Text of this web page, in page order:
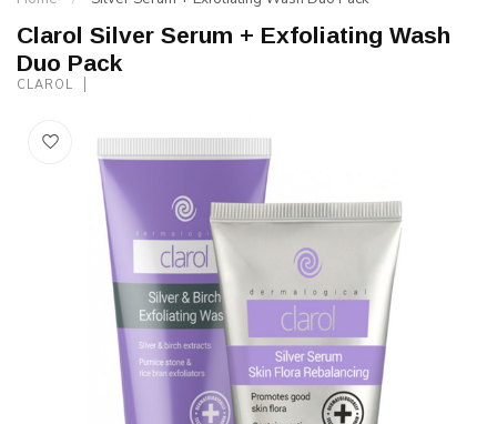
Clarol Silver Serum + Exfoliating Wash
Duo Pack
CLAROL